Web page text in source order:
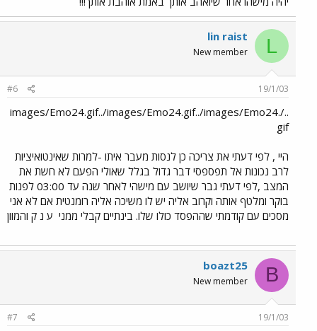
L
lin raist
New member
19/1/03
#6
../images/Emo24.gif../images/Emo24.gif../images/Emo24.
gif
היי , לפי דעתי את צריכה כן לנסות מעבר איתו -למרות שאינטואיציות
לרב נכונות אל תפספסי דבר גדול בגלל שאולי הפעם לא חשת את
המצב ,לפי דעתי גבר שיושב עם מישהי לאחר שנה עד 03:00 לפנות
בוקר ומלטף אותה וקרוב אליה יש לו משיכה אליה רומנטית אם לא אני
מסכים עם קודמתי שההפסד כולו שלו. בינתיים קבלי ממני ע נ ק והמוון
B
boazt25
New member
19/1/03
#7